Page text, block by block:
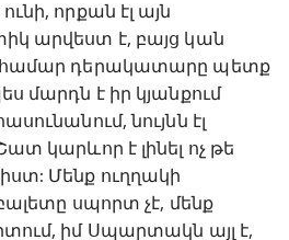
որքան էլ այն
արվեստ է, բայց կան
համար դերակատարը պետք
մարդն է իր կյանքում
նույնն էլ
կարևոր է լինել ոչ թե
Մենք ուղղակի
սպորտ չէ, մենք
իմ Սպարտակն այլ է,